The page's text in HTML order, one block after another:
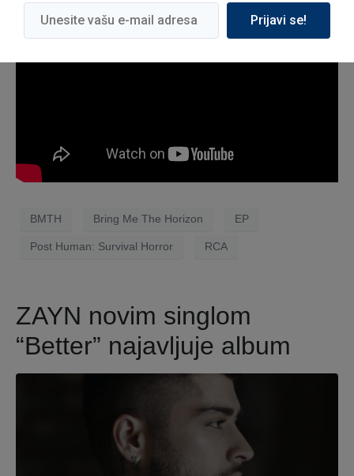
BMTH Bring Me The Horizon EP
Post Human: Survival Horror RCA
ZAYN novim singlom
“Better” najavljuje album
Prijavi se!